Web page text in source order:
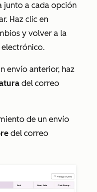
junto a cada opción
Haz clic en
y volver a la
envío anterior, haz
del correo
de un envío
del correo